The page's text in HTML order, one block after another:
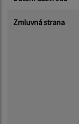
Zmluvná strana